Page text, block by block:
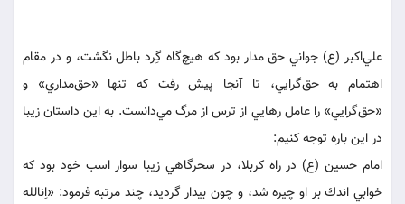
علي‌اكبر (ع) جواني حق مدار بود كه هيچ‌گاه گِرد باطل نگشت، و در مقام
اهتمام به حق‌گرايي، تا آنجا پيش رفت كه تنها «حق‌مداري» و
«حق‌گرايي» را عامل رهايي از ترس از مرگ مي‌دانست. به اين داستان زيبا
در اين باره توجه كنيم:
امام حسين (ع) در راه كربلا، در سحرگاهي زيبا سوار اسب خود بود كه
خوابي اندك بر او چيره شد، و چون بيدار گرديد، چند مرتبه فرمود: «اِنالله